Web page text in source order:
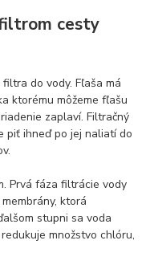
cesty
do vody. Fľaša má
ktorému môžeme fľašu
zaplaví. Filtračný
piť ihneď po jej naliatí do
Prvá fáza filtrácie vody
ktorá
stupni sa voda
množstvo chlóru,